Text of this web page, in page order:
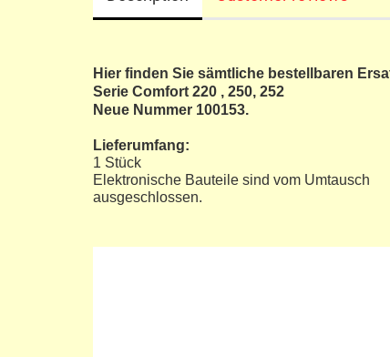
Hier finden Sie sämtliche bestellbaren
Serie Comfort 220 , 250, 252
Neue Nummer 100153.
Lieferumfang:
1 Stück
Elektronische Bauteile sind vom Umtausch
ausgeschlossen.